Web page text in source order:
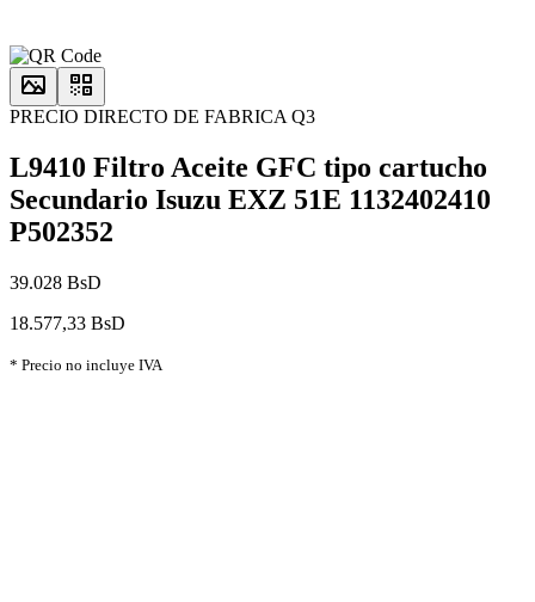
PRECIO DIRECTO DE FABRICA Q3
L9410 Filtro Aceite GFC tipo cartucho
Secundario Isuzu EXZ 51E 1132402410
P502352
39.028 BsD
18.577,33 BsD
* Precio no incluye IVA